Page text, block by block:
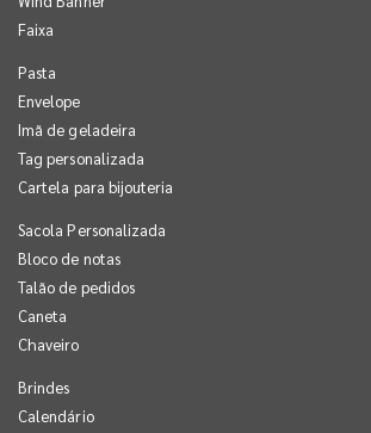
Faixa
Pasta
Envelope
Imã de geladeira
Tag personalizada
Cartela para bijouteria
Sacola Personalizada
Bloco de notas
Talão de pedidos
Caneta
Chaveiro
Brindes
Calendário